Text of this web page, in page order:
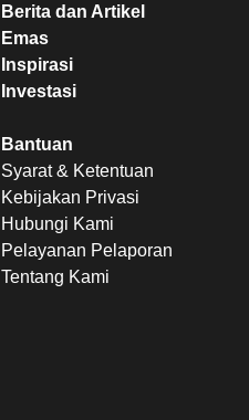
Berita dan Artikel
Emas
Inspirasi
Investasi
Bantuan
Syarat & Ketentuan
Kebijakan Privasi
Hubungi Kami
Pelayanan Pelaporan
Tentang Kami